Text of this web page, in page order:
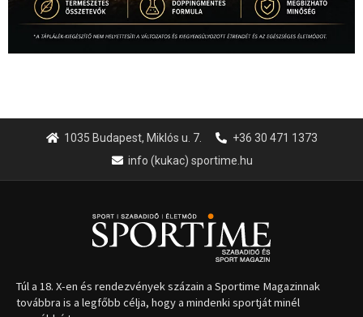
1035 Budapest, Miklós u. 7.
+36 30 471 1373
info (kukac) sportime.hu
Túl a 18. X-en és rendezvények százain a Sportime Magazinnak
továbbra is a legfőbb célja, hogy a mindenki sportját minél